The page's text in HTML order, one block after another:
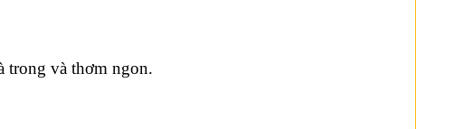
trong và thơm ngon.